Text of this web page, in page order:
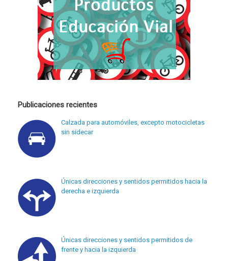
Publicaciones recientes
Calzada para automóviles, excepto motocicletas
sin sidecar
Únicas direcciones y sentidos permitidos hacia la
derecha e izquierda
Únicas direcciones y sentidos permitidos de
frente y hacia la izquierda